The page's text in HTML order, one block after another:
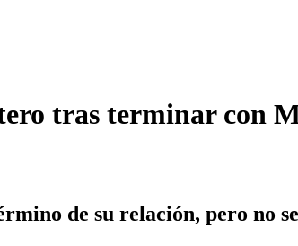
tras terminar con
de su relación, pero no